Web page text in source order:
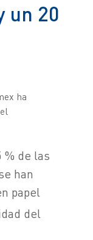
un 20
ha
% de las
han
papel
del